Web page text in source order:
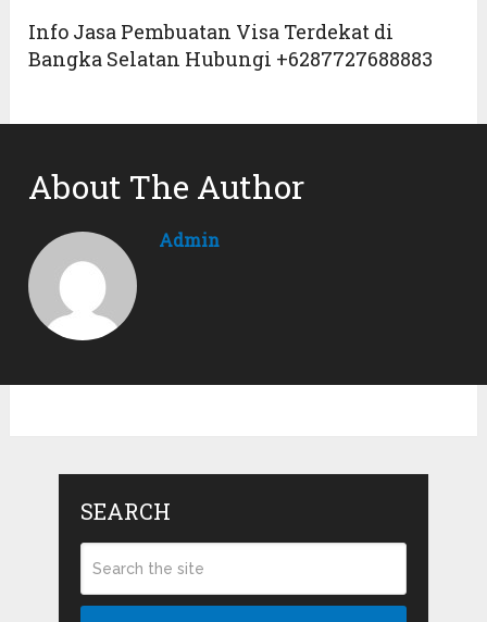
Info Jasa Pembuatan Visa Terdekat di
Bangka Selatan Hubungi +6287727688883
About The Author
Admin
SEARCH